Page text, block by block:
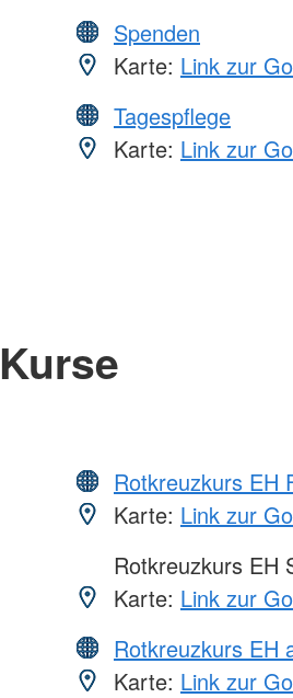
Spenden
Karte: Link zur
Tagespflege
Karte: Link zur
Kurse
Rotkreuzkurs EH
Karte: Link zur
Rotkreuzkurs EH
Karte: Link zur
Rotkreuzkurs EH
Karte: Link zur